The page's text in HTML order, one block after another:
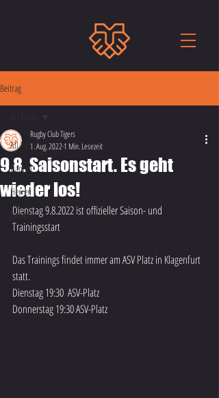
Beitrag
All Posts
Damen
Herren
Juniors
9.8. Saisonstart. Es geht
wieder los!
Rugby Club Tigers
1. Aug. 20221 Min. Lesezeit
Dienstag 9.8.2022 ist offizieller Saison- und
Trainingsstart
Das Trainings findet immer am ASV Platz in Klagenfurt
statt.
Dienstag 19:30  ASV-Platz
Donnerstag 19:30 ASV-Platz